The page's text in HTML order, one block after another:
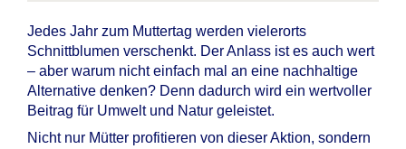
Jedes Jahr zum Muttertag werden vielerorts
Schnittblumen verschenkt. Der Anlass ist es auch wert
– aber warum nicht einfach mal an eine nachhaltige
Alternative denken? Denn dadurch wird ein wertvoller
Beitrag für Umwelt und Natur geleistet.
Nicht nur Mütter profitieren von dieser Aktion, sondern